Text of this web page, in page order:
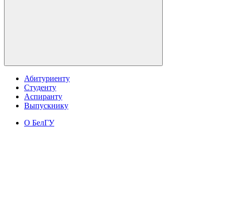
Абитуриенту
Студенту
Аспиранту
Выпускнику
О БелГУ